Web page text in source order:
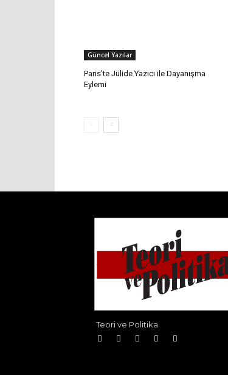
Güncel Yazılar
Paris’te Jülide Yazıcı ile Dayanışma
Eylemi
Teori ve Politika